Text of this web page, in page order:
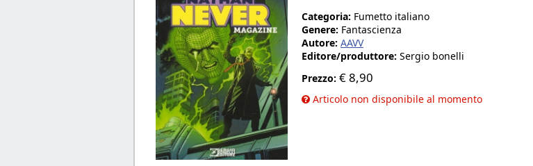
Categoria: Fumetto italiano
Genere: Fantascienza
Autore: AAVV
Editore/produttore: Sergio bonelli
Prezzo: €8,90
Articolo non disponibile al momento